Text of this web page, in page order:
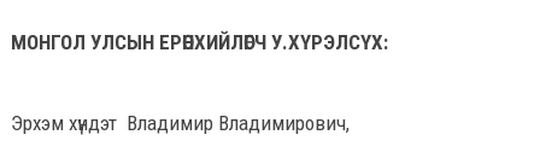
МОНГОЛ УЛСЫН ЕРӨНХИЙЛӨГЧ У.ХҮРЭЛСҮХ:
Эрхэм хүндэт Владимир Владимирович,